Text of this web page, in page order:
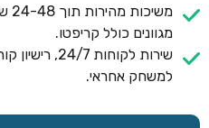
מגוונים כולל קריפטו.
למשחק אחראי.